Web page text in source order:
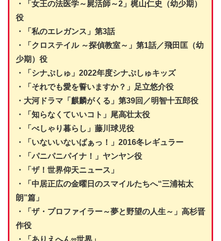
・「女王の法医学～屍活師～2」梶山仁史（幼少期）
役
・「私のエレガンス」第3話
・「クロステイル ～探偵教室～」第1話／飛田匡（幼
少期）役
・「シナぷしゅ」2022年度シナぷしゅキッズ
・「それでも愛を誓いますか？」足立悠介役
・大河ドラマ「麒麟がくる」第39回／明智十五郎役
・「知らなくていいコト」尾高壮太役
・「べしゃり暮らし」藤川球児役
・「いないいないばぁっ！」2016冬レギュラー
・「パニパニパイナ！」ヤンヤン役
・「ザ！世界仰天ニュース」
・「中居正広の金曜日のスマイルたちへ“三浦祐太
朗”篇」
・「ザ・プロファイラー～夢と野望の人生～」高杉晋
作役